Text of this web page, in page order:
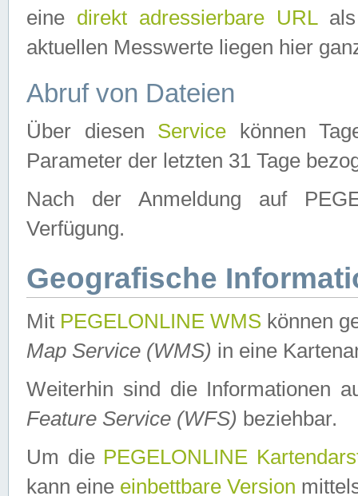
eine direkt adressierbare URLals
aktuellen Messwerte liegen hier
Abruf von Dateien
Über diesen Service können
Parameter der letzten 31 Tage
Nach der Anmeldung auf
Verfügung.
Geografische
Mit PEGELONLINE WMS können
Map Service (WMS) in eine
Weiterhin sind die Informationen
Feature Service (WFS) beziehbar.
Um die PEGELONLINE
kann eine einbettbare Version